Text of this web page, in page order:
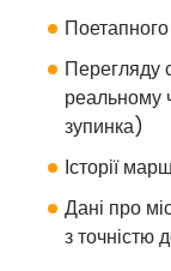
Перегляду
реальному
зупинка)
Історії
Дані про
з точністю